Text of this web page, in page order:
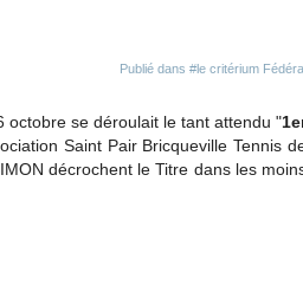
Publié dans #le critérium
octobre se déroulait le tant attendu "
Saint Pair Bricqueville Tennis
décrochent le Titre dans les